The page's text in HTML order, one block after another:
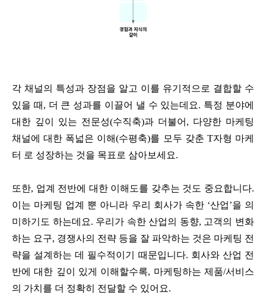
각 채널의 특성과 장점을 알고 이를 유기적으로 결합할 수
있을 때, 더 큰 성과를 이끌어 낼 수 있는데요. 특정 분야에
대한 깊이 있는 전문성(수직축)과 더불어, 다양한 마케팅
채널에 대한 폭넓은 이해(수평축)를 모두 갖춘 T자형 마케
터 로 성장하는 것을 목표로 삼아보세요.
또한, 업계 전반에 대한 이해도를 갖추는 것도 중요합니다.
이는 마케팅 업계 뿐 아니라 우리 회사가 속한 ‘산업’을 의
미하기도 하는데요. 우리가 속한 산업의 동향, 고객의 변화
하는 요구, 경쟁사의 전략 등을 잘 파악하는 것은 마케팅 전
략을 설계하는 데 필수적이기 때문입니다. 회사와 산업 전
반에 대한 깊이 있게 이해할수록, 마케팅하는 제품/서비스
의 가치를 더 정확히 전달할 수 있어요.